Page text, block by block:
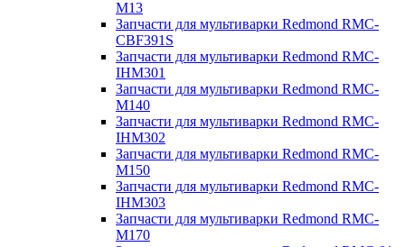
M13
Запчасти для мультиварки Redmond RMC-
CBF391S
Запчасти для мультиварки Redmond RMC-
IHM301
Запчасти для мультиварки Redmond RMC-
M140
Запчасти для мультиварки Redmond RMC-
IHM302
Запчасти для мультиварки Redmond RMC-
M150
Запчасти для мультиварки Redmond RMC-
IHM303
Запчасти для мультиварки Redmond RMC-
M170